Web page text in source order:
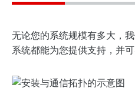
无论您的系统规模有多大，
系统都能为您提供支持，并